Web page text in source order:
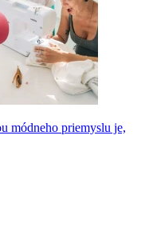
módneho priemyslu je,